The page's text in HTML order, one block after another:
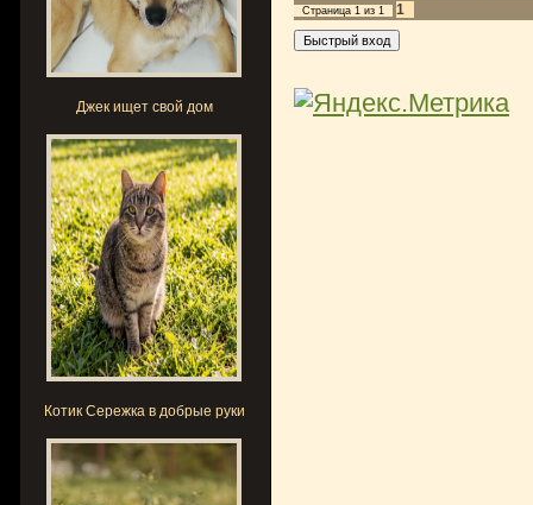
Джек ищет свой дом
Котик Сережка в добрые руки
Страница 1 из 1 1